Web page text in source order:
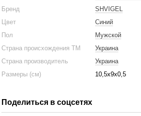
Бренд
SHVIGEL
Цвет
Синий
Пол
Мужской
Страна происхождения ТМ
Украина
Страна производитель
Украина
Размеры (см)
10,5х9х0,5
Поделиться в соцсетях